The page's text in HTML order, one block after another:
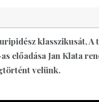
klasszikusát,
előadása Jan Klata
velünk.